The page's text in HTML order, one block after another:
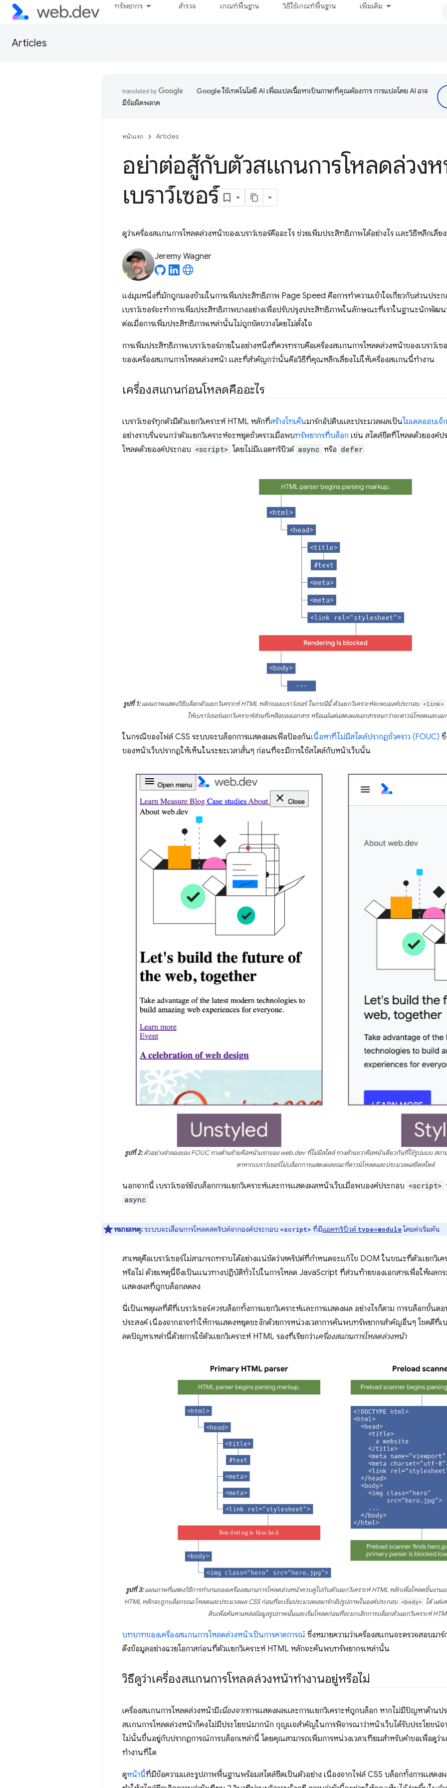
ทรัพยากร สำรวจ เกณฑ์พื้นฐาน วิธีใช้เกณฑ์พื้นฐาน เพิ่มเติม
Articles
Google ใช้เทคโนโลยี AI เพื่อแปลเนื้อหาเป็นภาษาที่คุณต้องการ การแปลโดย AI อาจ
มีข้อผิดพลาด
หน้าแรก Articles
อย่าต่อสู้กับตัวสแกนการโหลดล่วงห
เบราว์เซอร์
ดูว่าเครื่องสแกนการโหลดล่วงหน้าของเบราว์เซอร์คืออะไร ช่วยเพิ่มประสิทธิภาพได้อย่างไร และวิธีหลีกเลี่
Jeremy Wagner
แง่มุมหนึ่งที่มักถูกมองข้ามในการเพิ่มประสิทธิภาพ Page Speed คือการทำความเข้าใจเกี่ยวกับส่วนประก
เบราว์เซอร์จะทำการเพิ่มประสิทธิภาพบางอย่างเพื่อปรับปรุงประสิทธิภาพในลักษณะที่เราในฐานะนักพัฒ
ต่อเมื่อการเพิ่มประสิทธิภาพเหล่านั้นไม่ถูกขัดขวางโดยไม่ตั้งใจ
การเพิ่มประสิทธิภาพเบราว์เซอร์ภายในอย่างหนึ่งที่ควรทราบคือเครื่องสแกนการโหลดล่วงหน้าของเบราว์เ
ของเครื่องสแกนการโหลดล่วงหน้า และที่สำคัญกว่านั้นคือวิธีที่คุณหลีกเลี่ยงไม่ให้เครื่องสแกนนี้ทำงาน
เครื่องสแกนก่อนโหลดคืออะไร
เบราว์เซอร์ทุกตัวมีตัวแยกวิเคราะห์ HTML หลักที่สร้างโทเค็นมาร์กอัปดิบและประมวลผลเป็นโมเดลออบเจ็
อย่างราบรื่นจนกว่าตัวแยกวิเคราะห์จะหยุดชั่วคราวเมื่อพบทรัพยากรที่บล็อก เช่น สไตล์ชีตที่โหลดด้วยองค์ป
โหลดด้วยองค์ประกอบ <script> โดยไม่มีแอตทริบิวต์ async หรือ defer
รูปที่ 1:แผนภาพแสดงวิธีบล็อกตัวแยกวิเคราะห์ HTML หลักของเบราว์เซอร์ ในกรณีนี้ ตัวแยกวิเคราะห์จะพบองค์ประกอบ <link>
ให้เบราว์เซอร์แยกวิเคราะห์ส่วนที่เหลือของเอกสาร หรือแม้แต่แสดงผลเอกสารจนกว่าจะดาวน์โหลดและแย
ในกรณีของไฟล์ CSS ระบบจะบล็อกการแสดงผลเพื่อป้องกันเนื้อหาที่ไม่มีสไตล์ปรากฏชั่วคราว (FOUC)
ของหน้าเว็บปรากฏให้เห็นในระยะเวลาสั้นๆ ก่อนที่จะมีการใช้สไตล์กับหน้าเว็บนั้น
รูปที่ 2:ตัวอย่างจำลองของ FOUC ทางด้านซ้ายคือหน้าแรกของ web.dev ที่ไม่มีสไตล์ ทางด้านขวาคือหน้าเดียวกันที่ใช้รูปแบบ สถ
ตาหากเบราว์เซอร์ไม่บล็อกการแสดงผลขณะที่ดาวน์โหลดและประมวลผลชีตสไตล์
นอกจากนี้ เบราว์เซอร์ยังบล็อกการแยกวิเคราะห์และการแสดงผลหน้าเว็บเมื่อพบองค์ประกอบ <script>
async
หมายเหตุ:ระบบจะเลื่อนการโหลดสคริปต์จากองค์ประกอบ <script> ที่มีแอตทริบิวต์ type=moduleโดยค่าเริ่มต้น
สาเหตุคือเบราว์เซอร์ไม่สามารถทราบได้อย่างแน่ชัดว่าสคริปต์ที่กำหนดจะแก้ไข DOM ในขณะที่ตัวแยกวิเ
หรือไม่ ด้วยเหตุนี้จึงเป็นแนวทางปฏิบัติทั่วไปในการโหลด JavaScript ที่ส่วนท้ายของเอกสารเพื่อให้ผลกร
แสดงผลที่ถูกบล็อกลดลง
นี่เป็นเหตุผลที่ดีที่เบราว์เซอร์ควรบล็อกทั้งการแยกวิเคราะห์และการแสดงผล อย่างไรก็ตาม การบล็อกขั้น
ประสงค์ เนื่องจากอาจทำให้การแสดงหยุดชะงักด้วยการหน่วงเวลาการค้นพบทรัพยากรสำคัญอื่นๆ โชคดีที่เ
ลดปัญหาเหล่านี้ด้วยการใช้ตัวแยกวิเคราะห์ HTML รองที่เรียกว่าเครื่องสแกนการโหลดล่วงหน้า
รูปที่ 3:แผนภาพที่แสดงวิธีการทำงานของเครื่องสแกนการโหลดล่วงหน้าควบคู่ไปกับตัวแยกวิเคราะห์ HTML หลักเพื่อโหลดชิ้นงา
HTML หลักจะถูกบล็อกขณะโหลดและประมวลผล CSS ก่อนที่จะเริ่มประมวลผลมาร์กอัปรูปภาพในองค์ประกอบ <body>
ได้ แต่เ
ดิบเพื่อค้นหาแหล่งข้อมูลรูปภาพนั้นและเริ่มโหลดก่อนที่จะยกเลิกการบล็อกตัวแยกวิเคราะห์
บทบาทของเครื่องสแกนการโหลดล่วงหน้าเป็นการคาดการณ์ ซึ่งหมายความว่าเครื่องสแกนจะตรวจสอบม
ดึงข้อมูลอย่างฉวยโอกาสก่อนที่ตัวแยกวิเคราะห์ HTML หลักจะค้นพบทรัพยากรเหล่านั้น
วิธีดูว่าเครื่องสแกนการโหลดล่วงหน้าทำงานอยู่หรือไม่
เครื่องสแกนการโหลดล่วงหน้ามีเนื่องจากการแสดงผลและการแยกวิเคราะห์ถูกบล็อก หากไม่มีปัญหาด้านป
สแกนการโหลดล่วงหน้าก็คงไม่มีประโยชน์มากนัก กุญแจสำคัญในการพิจารณาว่าหน้าเว็บได้รับประโยชน์จ
ไม่นั้นขึ้นอยู่กับปรากฏการณ์การบล็อกเหล่านี้ โดยคุณสามารถเพิ่มการหน่วงเวลาเทียมสำหรับคำขอเพื่อดูว่า
ทำงานที่ใด
ดูหน้านี้ที่มีข้อความและรูปภาพพื้นฐานพร้อมสไตล์ชีตเป็นตัวอย่าง เนื่องจากไฟล์ CSS บล็อกทั้งการแสดง